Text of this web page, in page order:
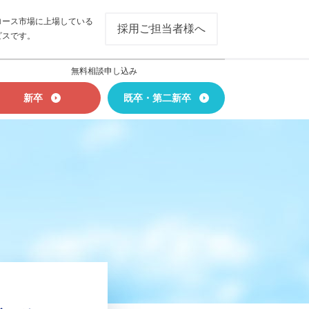
ス市場に上場している
です。
採用ご担当者様へ
無料相談申し込み
新卒 既卒・第二新卒